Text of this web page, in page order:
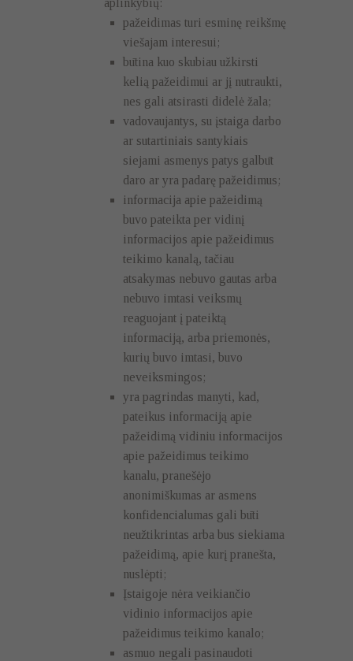
aplinkybių:
pažeidimas turi esminę reikšmę
viešajam interesui;
būtina kuo skubiau užkirsti
kelią pažeidimui ar jį nutraukti,
nes gali atsirasti didelė žala;
vadovaujantys, su įstaiga darbo
ar sutartiniais santykiais
siejami asmenys patys galbūt
daro ar yra padarę pažeidimus;
informacija apie pažeidimą
buvo pateikta per vidinį
informacijos apie pažeidimus
teikimo kanalą, tačiau
atsakymas nebuvo gautas arba
nebuvo imtasi veiksmų
reaguojant į pateiktą
informaciją, arba priemonės,
kurių buvo imtasi, buvo
neveiksmingos;
yra pagrindas manyti, kad,
pateikus informaciją apie
pažeidimą vidiniu informacijos
apie pažeidimus teikimo
kanalu, pranešėjo
anonimiškumas ar asmens
konfidencialumas gali būti
neužtikrintas arba bus siekiama
pažeidimą, apie kurį pranešta,
nuslėpti;
Įstaigoje nėra veikiančio
vidinio informacijos apie
pažeidimus teikimo kanalo;
asmuo negali pasinaudoti